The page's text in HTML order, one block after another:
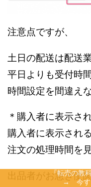
注意点ですが、
土日の配送は配送
平日よりも受付時
時間設定を間違え
＊購入者に表示さ
購入者に表示され
注文の処理時間を
出品者がお急ぎ便
『転売の教
→ 今す